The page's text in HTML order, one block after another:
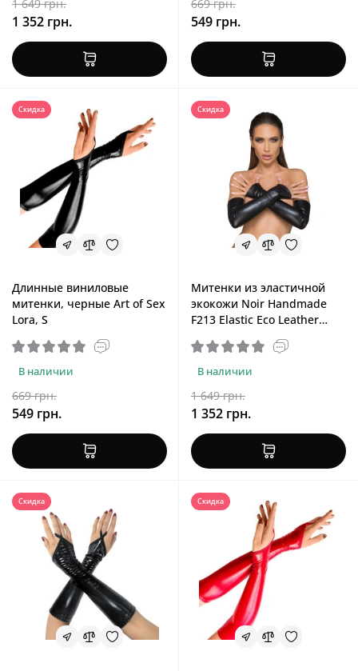
1 649 грн.
1 352 грн.
669 грн.
549 грн.
Скидка
Длинные виниловые
митенки, черные Art of Sex
Lora, S
В наличии
669 грн.
549 грн.
Скидка
Митенки из эластичной
экокожи Noir Handmade
F213 Elastic Eco Leather
Fingerless Gloves, L
В наличии
1 649 грн.
1 352 грн.
Скидка Скидка